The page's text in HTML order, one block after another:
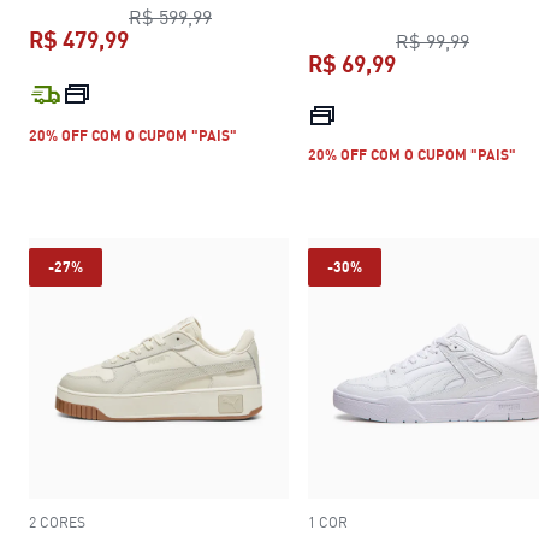
R$ 599,99preço original R$ 599,99
R$ 479,99
20% OFF COM O CUPOM "PAIS"
R$ 99,99preço
R$ 69,99
20% OFF COM O CUPOM "PAIS"
-27%
2 CORES
-30%
1 COR